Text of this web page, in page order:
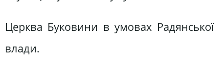
Церква Буковини в умовах Радянської
влади.